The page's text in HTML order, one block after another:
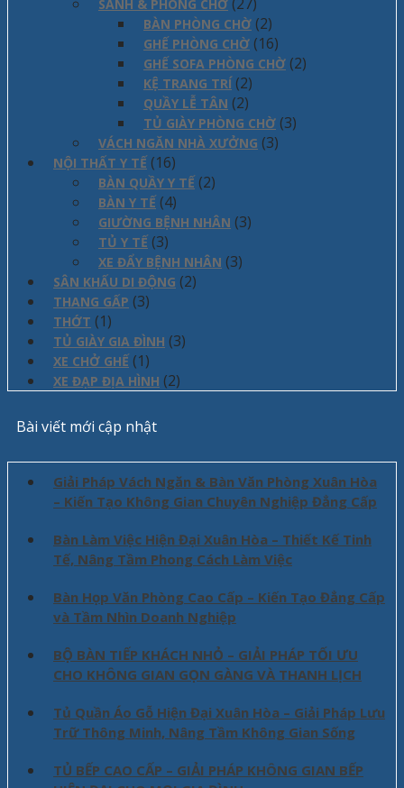
SẢNH & PHÒNG CHỜ
BÀN PHÒNG CHỜ (2)
GHẾ PHÒNG CHỜ (16)
GHẾ SOFA PHÒNG CHỜ (2)
KỆ TRANG TRÍ (2)
QUẦY LỄ TÂN (2)
TỦ GIÀY PHÒNG CHỜ (3)
VÁCH NGĂN NHÀ XƯỞNG (3)
NỘI THẤT Y TẾ (16)
BÀN QUẦY Y TẾ (2)
BÀN Y TẾ (4)
GIƯỜNG BỆNH NHÂN (3)
TỦ Y TẾ (3)
XE ĐẨY BỆNH NHÂN (3)
SÂN KHẤU DI ĐỘNG (2)
THANG GẤP (3)
THỚT (1)
TỦ GIÀY GIA ĐÌNH (3)
XE CHỞ GHẾ (1)
XE ĐẠP ĐỊA HÌNH (2)
Bài viết mới cập nhật
Giải Pháp Vách Ngăn & Bàn Văn Phòng Xuân Hòa
– Kiến Tạo Không Gian Chuyên Nghiệp Đẳng Cấp
Bàn Làm Việc Hiện Đại Xuân Hòa – Thiết Kế Tinh
Tế, Nâng Tầm Phong Cách Làm Việc
Bàn Họp Văn Phòng Cao Cấp – Kiến Tạo Đẳng Cấp
và Tầm Nhìn Doanh Nghiệp
BỘ BÀN TIẾP KHÁCH NHỎ – GIẢI PHÁP TỐI ƯU
CHO KHÔNG GIAN GỌN GÀNG VÀ THANH LỊCH
Tủ Quần Áo Gỗ Hiện Đại Xuân Hòa – Giải Pháp Lưu
Trữ Thông Minh, Nâng Tầm Không Gian Sống
TỦ BẾP CAO CẤP – GIẢI PHÁP KHÔNG GIAN BẾP